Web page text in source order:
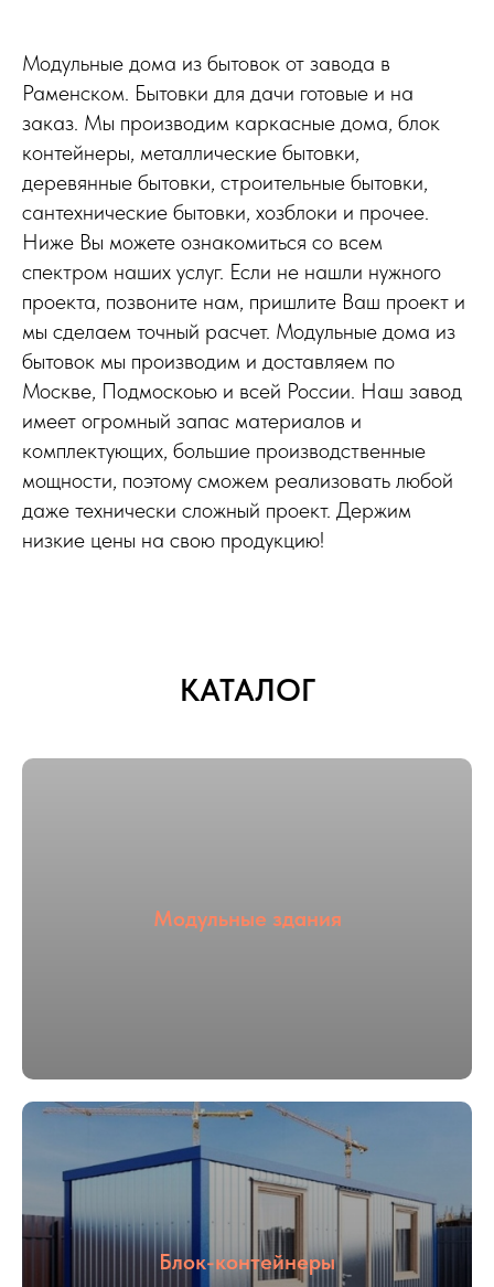
Модульные дома из бытовок от завода в
Раменском. Бытовки для дачи готовые и на
заказ. Мы производим каркасные дома, блок
контейнеры, металлические бытовки,
деревянные бытовки, строительные бытовки,
сантехнические бытовки, хозблоки и прочее.
Ниже Вы можете ознакомиться со всем
спектром наших услуг. Если не нашли нужного
проекта, позвоните нам, пришлите Ваш проект и
мы сделаем точный расчет. Модульные дома из
бытовок мы производим и доставляем по
Москве, Подмоскоью и всей России. Наш завод
имеет огромный запас материалов и
комплектующих, большие производственные
мощности, поэтому сможем реализовать любой
даже технически сложный проект. Держим
низкие цены на свою продукцию!
КАТАЛОГ
Модульные здания
Блок-контейнеры